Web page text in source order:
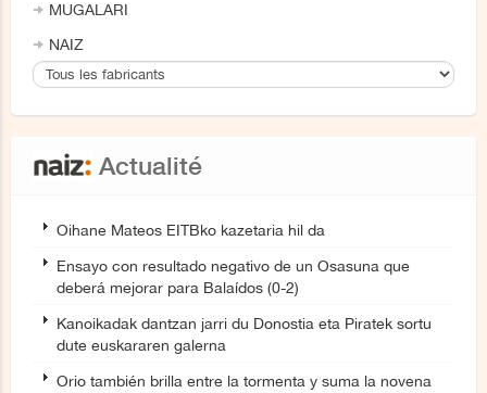
MUGALARI
NAIZ
Actualité
Oihane Mateos EITBko kazetaria hil da
Ensayo con resultado negativo de un Osasuna que
deberá mejorar para Balaídos (0-2)
Kanoikadak dantzan jarri du Donostia eta Piratek sortu
dute euskararen galerna
Orio también brilla entre la tormenta y suma la novena